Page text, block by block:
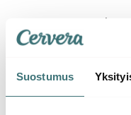
Suostumus
2. Lisää muut
Anna lettutaikinan
3. Paista
ruskeita. Tarjoile letut